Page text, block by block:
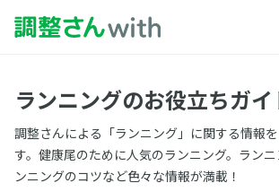
ランニングのお役立ちガイ
調整さんによる「ランニング」に関する情報
す。健康尾のために人気のランニング。ラン
ンニングのコツなど色々な情報が満載！